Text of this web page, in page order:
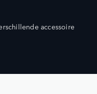
accessoire